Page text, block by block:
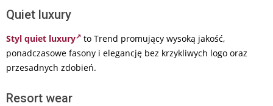
Quiet luxury
Styl quiet luxury
to Trend promujący wysoką jakość,
ponadczasowe fasony i elegancję bez krzykliwych logo oraz
przesadnych zdobień.
Resort wear